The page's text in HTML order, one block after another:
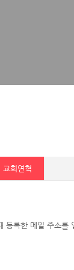
교회연혁
등록한 메일 주소